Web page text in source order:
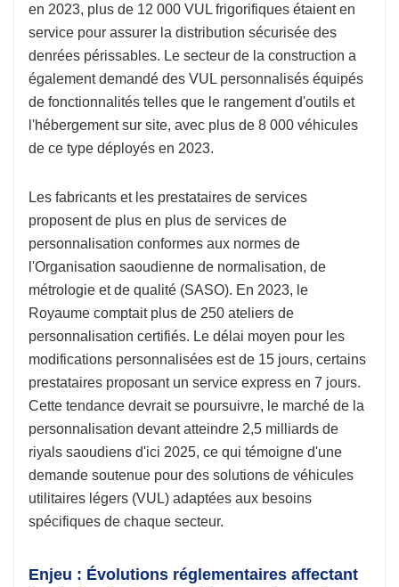
en 2023, plus de 12 000 VUL frigorifiques étaient en
service pour assurer la distribution sécurisée des
denrées périssables. Le secteur de la construction a
également demandé des VUL personnalisés équipés
de fonctionnalités telles que le rangement d'outils et
l'hébergement sur site, avec plus de 8 000 véhicules
de ce type déployés en 2023.
Les fabricants et les prestataires de services
proposent de plus en plus de services de
personnalisation conformes aux normes de
l'Organisation saoudienne de normalisation, de
métrologie et de qualité (SASO). En 2023, le
Royaume comptait plus de 250 ateliers de
personnalisation certifiés. Le délai moyen pour les
modifications personnalisées est de 15 jours, certains
prestataires proposant un service express en 7 jours.
Cette tendance devrait se poursuivre, le marché de la
personnalisation devant atteindre 2,5 milliards de
riyals saoudiens d'ici 2025, ce qui témoigne d'une
demande soutenue pour des solutions de véhicules
utilitaires légers (VUL) adaptées aux besoins
spécifiques de chaque secteur.
Enjeu : Évolutions réglementaires affectant